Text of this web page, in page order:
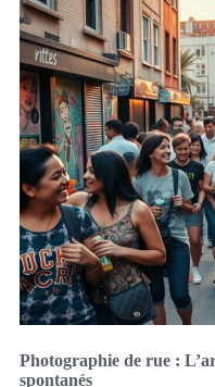
Photographie de rue :
spontanés